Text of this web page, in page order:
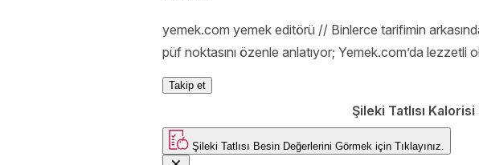
yemek.com yemek editörü // Binlerce tarifimin
püf noktasını özenle anlatıyor; Yemek.com’da lezzetli
Takip et
Şileki Tatlısı
Şileki Tatlısı Besin Değerlerini Görmek için Tıklayınız.